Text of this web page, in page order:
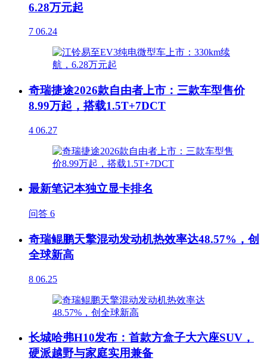
6.28万元起
7 06.24
奇瑞捷途2026款自由者上市：三款车型售价
8.99万起，搭载1.5T+7DCT
4 06.27
最新笔记本独立显卡排名
问答 6
奇瑞鲲鹏天擎混动发动机热效率达48.57%，创
全球新高
8 06.25
长城哈弗H10发布：首款方盒子大六座SUV，
硬派越野与家庭实用兼备